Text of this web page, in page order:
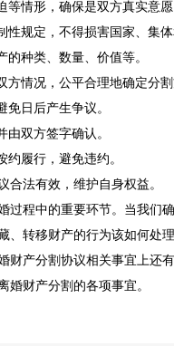
情形，确保是双方真实意愿
规定，不得损害国家、集体
种类、数量、价值等。
情况，公平合理地确定分割
日后产生争议。
双方签字确认。
履行，避免违约。
合法有效，维护自身权益。
过程中的重要环节。当我们
、转移财产的行为该如何处
财产分割协议相关事宜上还
婚财产分割的各项事宜。